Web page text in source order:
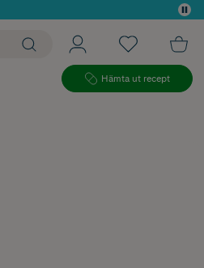
Hämta ut recept